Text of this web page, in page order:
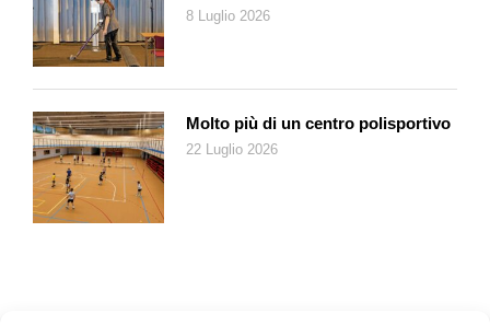
8 Luglio 2026
Molto più di un centro polisportivo
22 Luglio 2026